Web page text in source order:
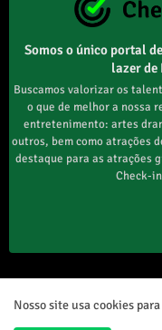
Somos o único portal
lazer de
Buscamos valorizar os
o que de melhor a nossa
entretenimento: artes
outros, bem como atrações
destaque para as atrações
Check-
Home
Nosso site usa cookies